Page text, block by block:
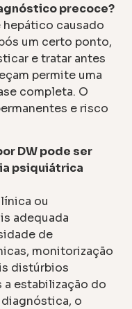
precoce?
causado
um certo ponto,
e tratar antes
permite uma
completa. O
e risco
DW pode ser
psiquiátrica
ou
adequada
de
monitorização
distúrbios
estabilização do
o